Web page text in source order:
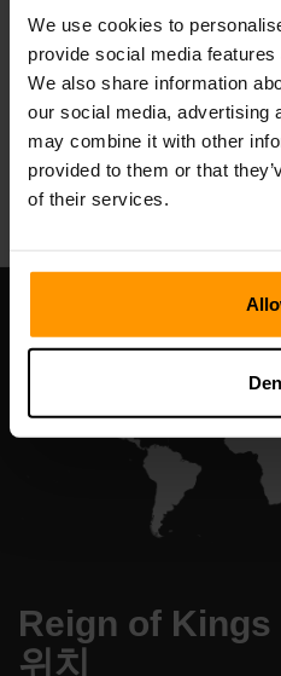
We use cookies to
provide social media
We also share information
our social media, advertising
may combine it with other
provided to them or that
of their services.
서버
All
Reign of Kings
위치